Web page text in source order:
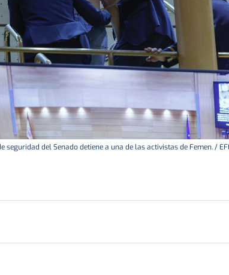
seguridad del Senado detiene a una de las activistas de Femen. /